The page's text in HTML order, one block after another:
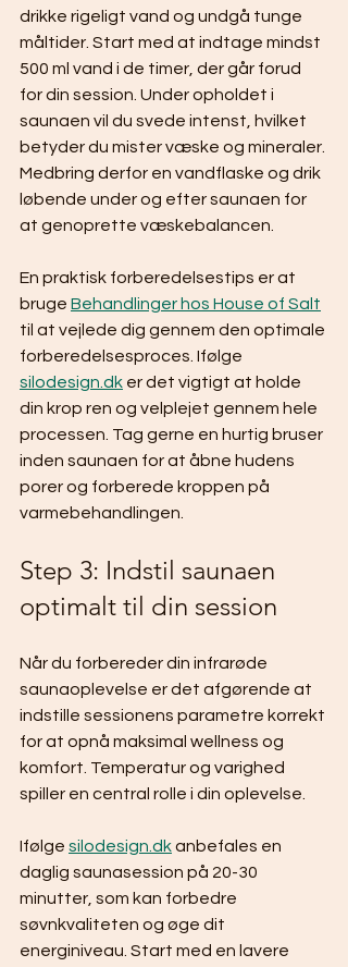
drikke rigeligt vand og undgå tunge
måltider. Start med at indtage mindst
500 ml vand i de timer, der går forud
for din session. Under opholdet i
saunaen vil du svede intenst, hvilket
betyder du mister væske og mineraler.
Medbring derfor en vandflaske og drik
løbende under og efter saunaen for
at genoprette væskebalancen.
En praktisk forberedelsestips er at
bruge Behandlinger hos House of Salt
til at vejlede dig gennem den optimale
forberedelsesproces. Ifølge
silodesign.dk er det vigtigt at holde
din krop ren og velplejet gennem hele
processen. Tag gerne en hurtig bruser
inden saunaen for at åbne hudens
porer og forberede kroppen på
varmebehandlingen.
Step 3: Indstil saunaen
optimalt til din session
Når du forbereder din infrarøde
saunaoplevelse er det afgørende at
indstille sessionens parametre korrekt
for at opnå maksimal wellness og
komfort. Temperatur og varighed
spiller en central rolle i din oplevelse.
Ifølge silodesign.dk anbefales en
daglig saunasession på 20-30
minutter, som kan forbedre
søvnkvaliteten og øge dit
energiniveau. Start med en lavere